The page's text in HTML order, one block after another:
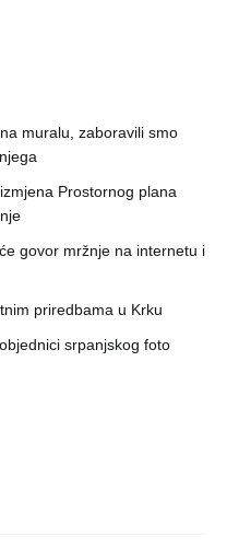
muralu, zaboravili smo
Prostornog plana
govor mržnje na internetu i
priredbama u Krku
srpanjskog foto